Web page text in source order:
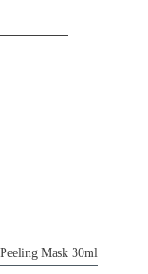
Mask 30ml